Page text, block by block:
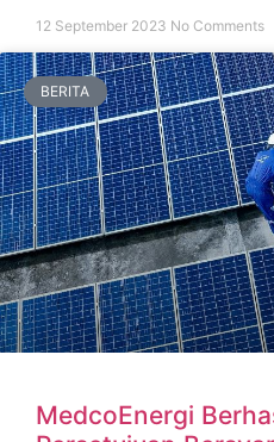
12 September 2023 No Comments
BERITA
MedcoEnergi